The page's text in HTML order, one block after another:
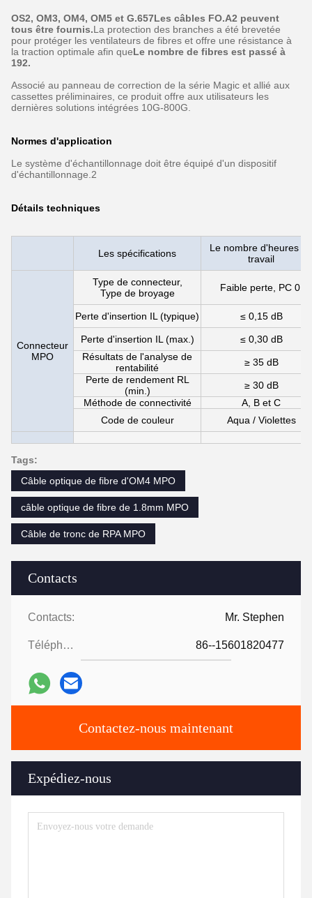
Contacts
Contacts: Mr. Stephen
Téléphone: 86--15601820477
Contactez-nous maintenant
Expédiez-nous
OS2, OM3, OM4, OM5 et G.657Les câbles FO.A2 peuvent
tous être fournis.La protection des branches a été brevetée
pour protéger les ventilateurs de fibres et offre une résistance à
la traction optimale afin queLe nombre de fibres est passé à
192.
Associé au panneau de correction de la série Magic et allié aux
cassettes préliminaires, ce produit offre aux utilisateurs les
dernières solutions intégrées 10G-800G.
Normes d'application
Le système d'échantillonnage doit être équipé d'un dispositif
d'échantillonnage.2
Détails techniques
Les spécifications
Le nombre d'heures de
travail
Connecteur
MPO
Type de connecteur,
Type de broyage
Faible perte, PC 0 ̊
Perte d'insertion IL (typique) ≤ 0,15 dB
Perte d'insertion IL (max.)
≤ 0,30 dB
Résultats de l'analyse de
rentabilité
≥ 35 dB
Perte de rendement RL
(min.)
≥ 30 dB
Méthode de connectivité
A, B et C
Code de couleur
Aqua / Violettes
Tags:
Câble optique de fibre d'OM4 MPO
câble optique de fibre de 1.8mm MPO
Câble de tronc de RPA MPO